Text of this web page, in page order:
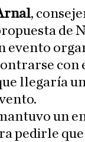
,
de
evento
con
llegaría
un
pedirle